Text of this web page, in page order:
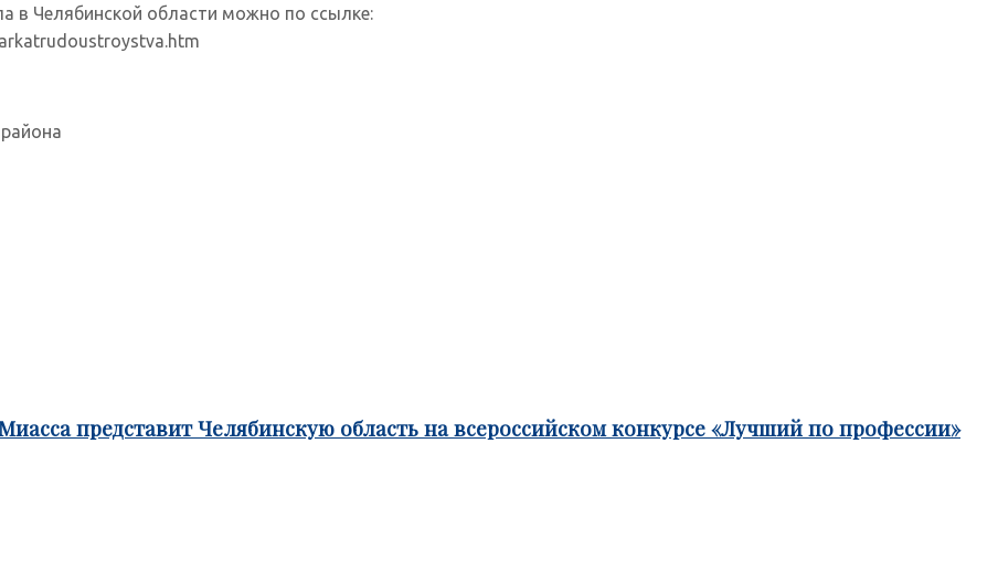
в Челябинской области можно по ссылке:
представит Челябинскую область на всероссийском конкурсе «Лучший по профессии»